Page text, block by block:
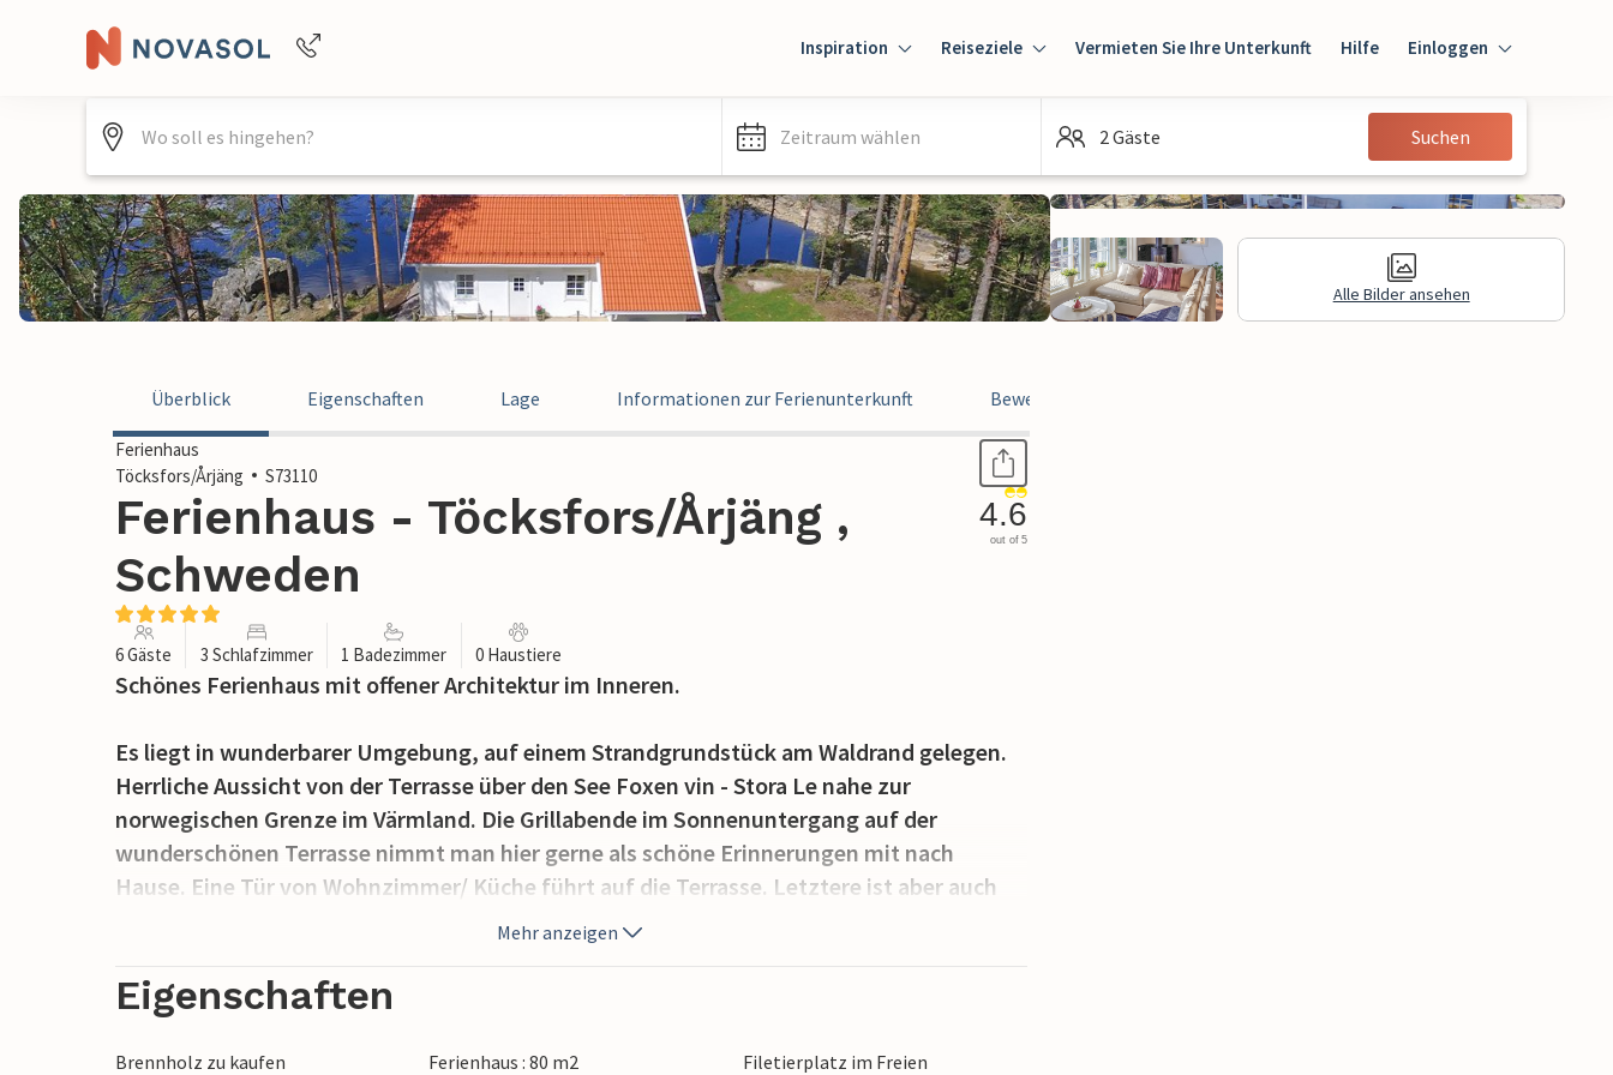
+4940688715475
Inspiration Reiseziele Vermieten Sie Ihre Unterkunft Hilfe Einloggen
Einloggen
Gast
Zeitraum wählen 2 Gäste Suchen
Alle Bilder ansehen
Überblick Eigenschaften Lage Informationen zur Ferienunterkunft Bewertungen
Ferienhaus
Töcksfors/Årjäng
S73110
Ferienhaus - Töcksfors/Årjäng ,
Schweden
4.6
out of 5
6 Gäste 3 Schlafzimmer 1 Badezimmer 0 Haustiere
Schönes Ferienhaus mit offener Architektur im Inneren.
Es liegt in wunderbarer Umgebung, auf einem Strandgrundstück am Waldrand gelegen.
Herrliche Aussicht von der Terrasse über den See Foxen vin - Stora Le nahe zur
norwegischen Grenze im Värmland. Die Grillabende im Sonnenuntergang auf der
wunderschönen Terrasse nimmt man hier gerne als schöne Erinnerungen mit nach
Hause. Eine Tür von Wohnzimmer/ Küche führt auf die Terrasse. Letztere ist aber auch
direkt von Schlafzimmer 1 zu erreichen, sodass man morgens direkt ins Freie gehen und
den Sonnenaufgang genießen kann. Das Schlafzimmer 3 liegt im Dachspitz, was eine
besonders heimelige Atmosphäre verschafft.
Der See ist ein wahrer Traum für Sportfischer und bietet Regenbogenlachse, Hechte,
Mehr anzeigen
Eigenschaften
Brennholz zu kaufen Ferienhaus : 80 m2
Filetierplatz im Freien